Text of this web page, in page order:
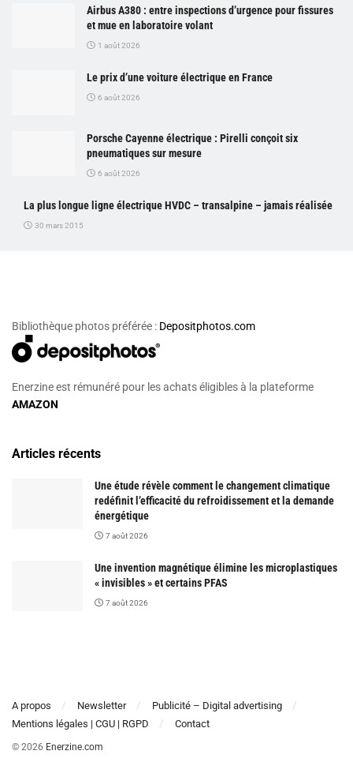
Airbus A380 : entre inspections d’urgence pour fissures
et mue en laboratoire volant
1 août 2026
Le prix d’une voiture électrique en France
6 août 2026
Porsche Cayenne électrique : Pirelli conçoit six
pneumatiques sur mesure
6 août 2026
La plus longue ligne électrique HVDC – transalpine – jamais réalisée
30 mars 2015
Bibliothèque photos préférée : Depositphotos.com
Enerzine est rémunéré pour les achats éligibles à la plateforme
AMAZON
Articles récents
Une étude révèle comment le changement climatique
redéfinit l’efficacité du refroidissement et la demande
énergétique
7 août 2026
Une invention magnétique élimine les microplastiques
« invisibles » et certains PFAS
7 août 2026
A propos Newsletter
Publicité – Digital advertising
Mentions légales | CGU | RGPD
Contact
© 2026 Enerzine.com